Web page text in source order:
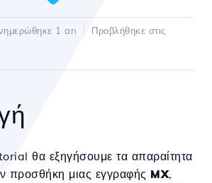
1 an
Προβλήθηκε στις
θα εξηγήσουμε τα απαραίτητα
προσθήκη μιας εγγραφής MX,